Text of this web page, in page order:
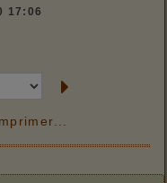
17:06